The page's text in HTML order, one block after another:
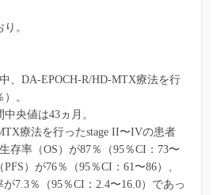
、DA-EPOCH-R/HD-MTX療法を行
。
央値は43ヵ月。
療法を行ったstage II〜IVの患者
存率（OS）が87％（95％CI：73〜
）が76％（95％CI：61〜86）、
7.3％（95％CI：2.4〜16.0）であっ